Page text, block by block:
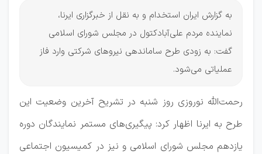
به گزارش ایران استخدام و به نقل از خبرگزاری ایرنا،
نماینده مردم علی‌آبادکتول در مجلس شورای اسلامی
گفت: به زودی طرح ساماندهی نیروهای شرکتی وارد فاز
عملیاتی می‌شود.
رحمت‌الله نوروزی روز شنبه در تشریح آخرین وضعیت این
طرح به ایرنا اظهار کرد: پیگیری‌های مستمر نمایندگان دوره
یازدهم مجلس شورای اسلامی و نیز در کمیسیون اجتماعی